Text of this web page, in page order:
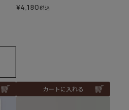
¥4,180税込
カートに入れる